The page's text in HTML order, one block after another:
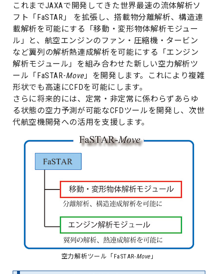
これまでJAXAで開発してきた世界最速の流体解析ソ
フト「FaSTAR」 を拡張し、搭載物分離解析、構造連
載解析を可能にする「移動・変形物体解析モジュー
ル」と、航空エンジンのファン・圧縮機・タービン
など翼列の解析熱連成解析を可能にする「エンジン
解析モジュール」を組み合わせた新しい空力解析ツ
ール「FaSTAR-Move」を開発します。これにより複雑
形状でも高速にCFDを可能にします。
さらに将来的には、定常・非定常に係わらずあらゆ
る状態の空力予測が可能なCFDツールを開発し、次世
代航空機開発への活用を支援します。
空力解析ツール「FaSTAR-Move」